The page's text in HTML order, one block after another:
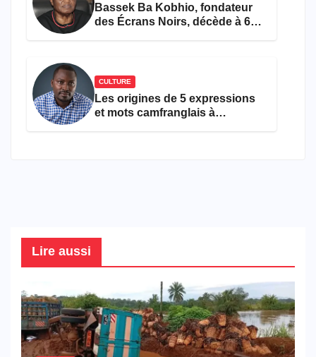
Bassek Ba Kobhio, fondateur
des Écrans Noirs, décède à 69
CULTURE
Les origines de 5 expressions
et mots camfranglais à
Lire aussi